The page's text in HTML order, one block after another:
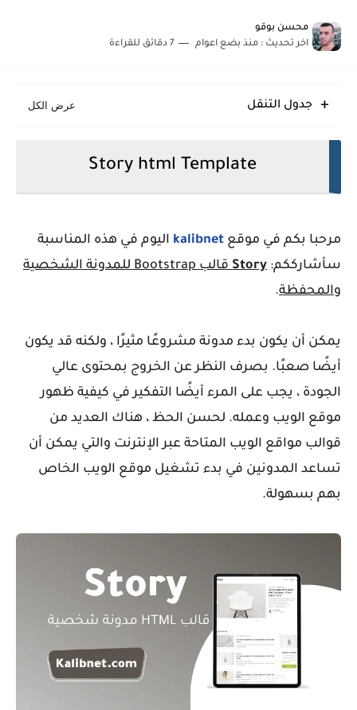
محسن بوقو
اخر تحديث : منذ بضع اعوام 7 دقائق للقراءة
جدول التنقل
Story html Template
مرحبا بكم في موقع kalibnet اليوم في هذه المناسبة
سأشارككم: Story
قالب Bootstrap للمدونة الشخصية
والمحفظة.
يمكن أن يكون بدء مدونة مشروعًا مثيرًا ، ولكنه قد يكون
أيضًا صعبًا. بصرف النظر عن الخروج بمحتوى عالي
الجودة ، يجب على المرء أيضًا التفكير في كيفية ظهور
موقع الويب وعمله. لحسن الحظ ، هناك العديد من
قوالب مواقع الويب المتاحة عبر الإنترنت والتي يمكن أن
تساعد المدونين في بدء تشغيل موقع الويب الخاص
بهم بسهولة.